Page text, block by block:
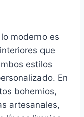
moderno es
que
estilos
En
bohemios,
artesanales,